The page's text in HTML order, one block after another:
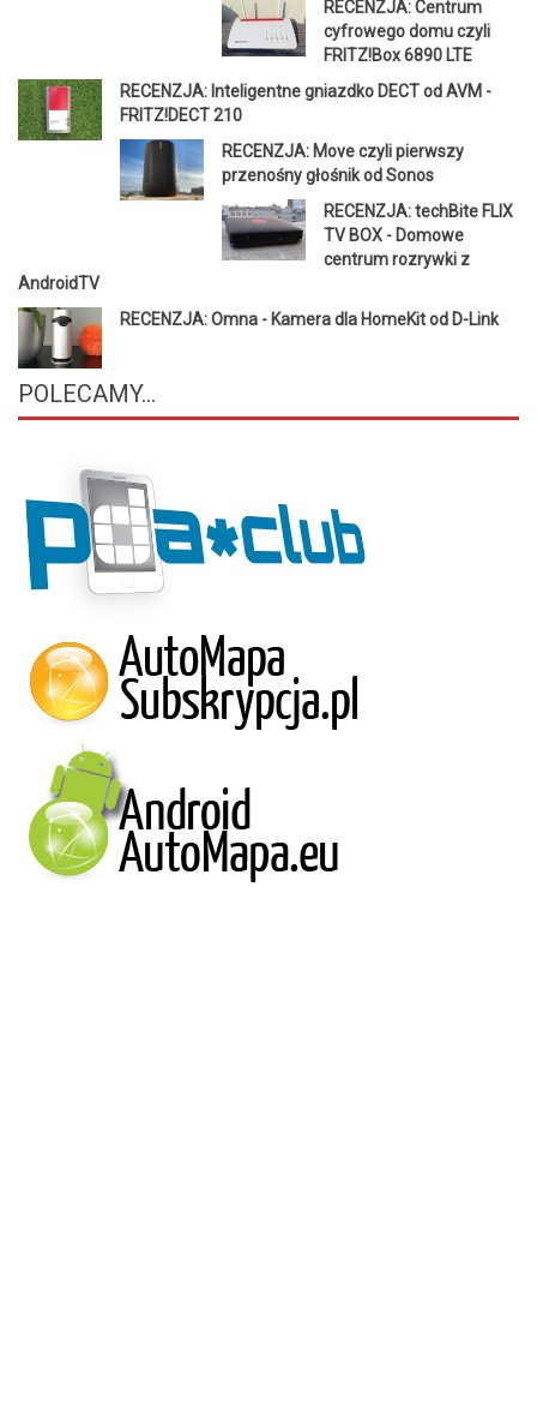
RECENZJA: Centrum
cyfrowego domu czyli
FRITZ!Box 6890 LTE
RECENZJA: Inteligentne gniazdko DECT od AVM -
FRITZ!DECT 210
RECENZJA: Move czyli pierwszy
przenośny głośnik od Sonos
RECENZJA: techBite FLIX
TV BOX - Domowe
centrum rozrywki z
AndroidTV
RECENZJA: Omna - Kamera dla HomeKit od D-Link
POLECAMY...